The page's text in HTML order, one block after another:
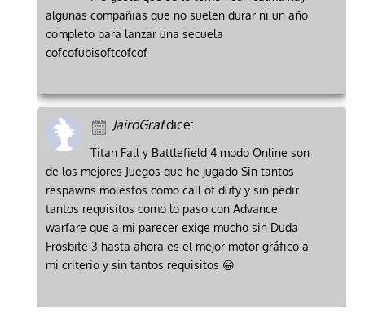
algunas compañias que no suelen durar ni un año
completo para lanzar una secuela
cofcofubisoftcofcof
JairoGrafdice:
Titan Fall y Battlefield 4 modo Online son
de los mejores Juegos que he jugado Sin tantos
respawns molestos como call of duty y sin pedir
tantos requisitos como lo paso con Advance
warfare que a mi parecer exige mucho sin Duda
Frosbite 3 hasta ahora es el mejor motor gráfico a
mi criterio y sin tantos requisitos 😀